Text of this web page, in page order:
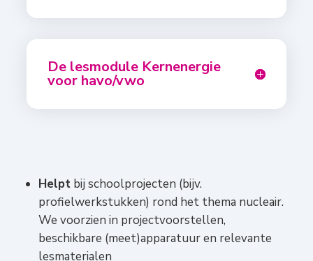
De lesmodule Kernenergie
voor havo/vwo
Helpt bij schoolprojecten (bijv.
profielwerkstukken) rond het thema nucleair.
We voorzien in projectvoorstellen,
beschikbare (meet)apparatuur en relevante
lesmaterialen